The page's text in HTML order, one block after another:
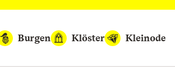
Burgen Klöster Kleinode